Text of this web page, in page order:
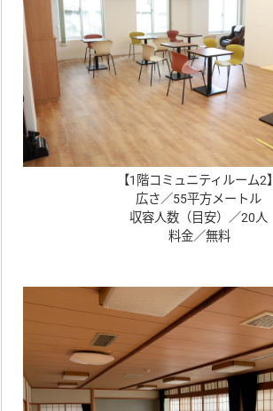
【1階コミュニティルーム2】
広さ／55平方メートル
収容人数（目安）／20人
料金／無料